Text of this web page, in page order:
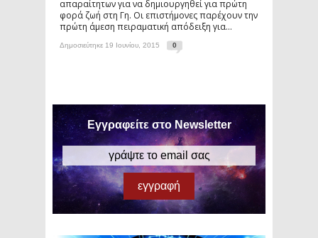
απαραίτητων για να δημιουργηθεί για πρώτη
φορά ζωή στη Γη. Οι επιστήμονες παρέχουν την
πρώτη άμεση πειραματική απόδειξη για...
Δημοσιεύτηκε 19 Ιουνίου, 2015 0
Εγγραφείτε στο Newsletter